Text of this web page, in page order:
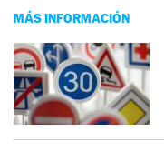
MÁS INFORMACIÓN